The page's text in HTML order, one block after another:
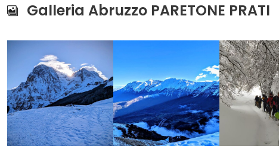
Galleria Abruzzo PARETONE PRATI